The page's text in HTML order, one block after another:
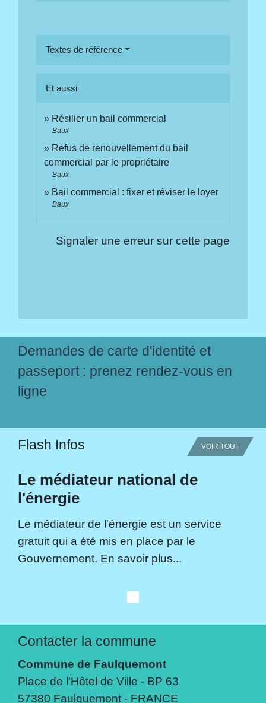
Textes de référence
Et aussi
Résilier un bail commercial
Baux
Refus de renouvellement du bail
commercial par le propriétaire
Baux
Bail commercial : fixer et réviser le loyer
Baux
Signaler une erreur sur cette page
Demandes de carte d'identité et
passeport : prenez rendez-vous en
ligne
Flash Infos VOIR TOUT
Le médiateur national de
l'énergie
Le médiateur de l'énergie est un service
gratuit qui a été mis en place par le
Gouvernement. En savoir plus...
Contacter la commune
Commune de Faulquemont
Place de l'Hôtel de Ville - BP 63
57380 Faulquemont - FRANCE